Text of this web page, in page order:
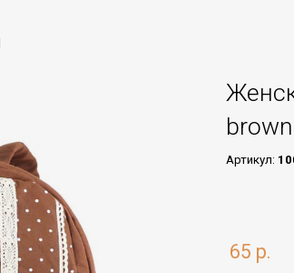
Артикул:
65 р.